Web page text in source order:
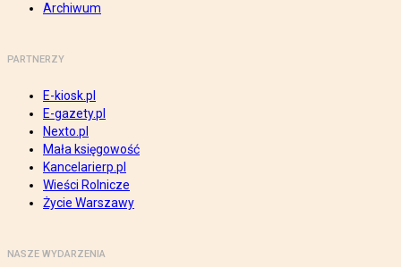
Archiwum
PARTNERZY
E-kiosk.pl
E-gazety.pl
Nexto.pl
Mała księgowość
Kancelarierp.pl
Wieści Rolnicze
Życie Warszawy
NASZE WYDARZENIA